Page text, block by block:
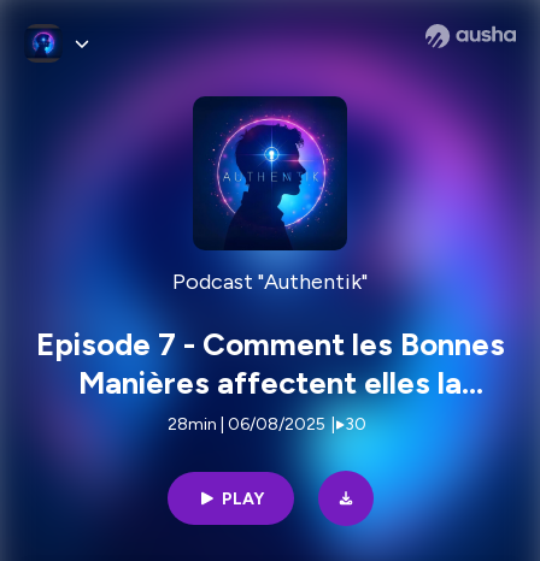
Podcast "Authentik"
Episode 7 - Comment les Bonnes
Manières affectent elles la
Spiritualité ? - Nouvel épisode du
28min | 06/08/2025 30
PLAY